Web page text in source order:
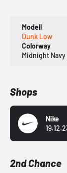
Modell
Dunk Low
Colorway
Midnight
Shops
Nike
2nd Chance